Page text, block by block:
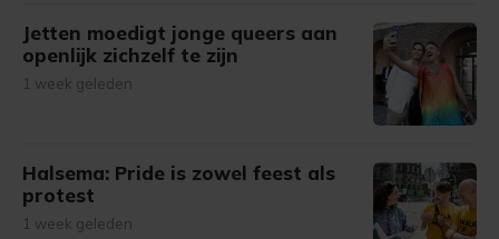
Jetten moedigt jonge queers aan
openlijk zichzelf te zijn
1 week geleden
Halsema: Pride is zowel feest als
protest
1 week geleden